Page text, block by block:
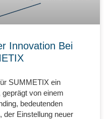
Innovation Bei
SUMMETIX ein
von einem
bedeutenden
der Einstellung neuer